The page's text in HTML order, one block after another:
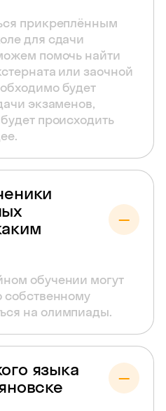
прикреплённым
для сдачи
помочь найти
или заочной
будет
экзаменов,
происходить
обучении могут
собственному
на олимпиады.
языка